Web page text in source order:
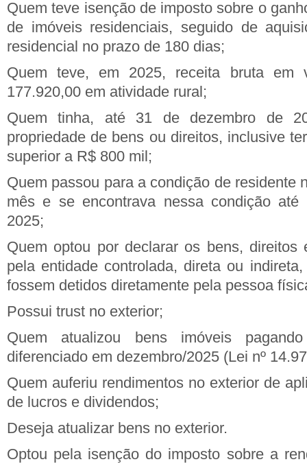
Quem teve isenção de imposto sobre o
de imóveis residenciais, seguido de
residencial no prazo de 180 dias;
Quem teve, em 2025, receita bruta em
177.920,00 em atividade rural;
Quem tinha, até 31 de dezembro de
propriedade de bens ou direitos, inclusive
superior a R$ 800 mil;
Quem passou para a condição de residente
mês e se encontrava nessa condição
2025;
Quem optou por declarar os bens, direitos
pela entidade controlada, direta ou
fossem detidos diretamente pela pessoa
Possui trust no exterior;
Quem atualizou bens imóveis
diferenciado em dezembro/2025 (Lei nº
Quem auferiu rendimentos no exterior de
de lucros e dividendos;
Deseja atualizar bens no exterior.
Optou pela isenção do imposto sobre a